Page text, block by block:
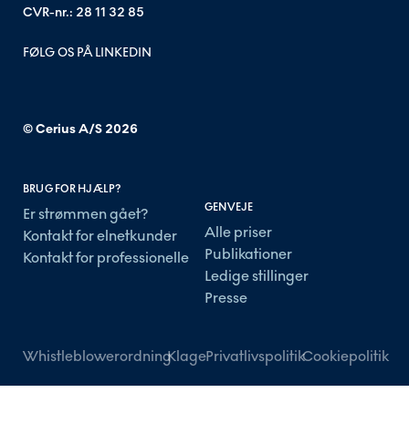
CVR-nr.: 28 11 32 85
FØLG OS PÅ LINKEDIN
© Cerius A/S 2026
BRUG FOR HJÆLP?
Er strømmen gået?
Kontakt for elnetkunder
Kontakt for professionelle
GENVEJE
Alle priser
Publikationer
Ledige stillinger
Presse
WhistleblowerordningKlagePrivatlivspolitikCookiepolitik